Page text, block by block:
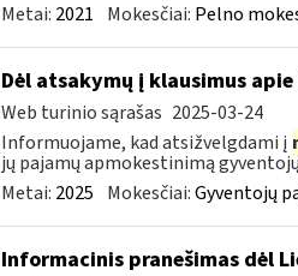
Metai: 2021 Mokesčiai: Pelno
Dėl atsakymų į klausimus
Web turinio sąrašas 2025-03-24
Informuojame, kad atsižvelgdami į
jų pajamų apmokestinimą
Metai: 2025 Mokesčiai:Gyventojų
Informacinis pranešimas dėl